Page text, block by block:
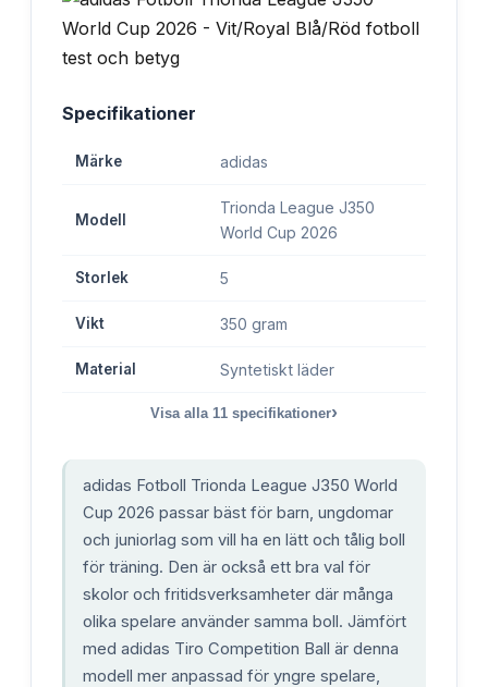
Specifikationer
Märke adidas
Modell
Trionda League J350
World Cup 2026
Storlek 5
Vikt 350 gram
Material Syntetiskt läder
Visa alla 11 specifikationer›
adidas Fotboll Trionda League J350 World
Cup 2026 passar bäst för barn, ungdomar
och juniorlag som vill ha en lätt och tålig boll
för träning. Den är också ett bra val för
skolor och fritidsverksamheter där många
olika spelare använder samma boll. Jämfört
med adidas Tiro Competition Ball är denna
modell mer anpassad för yngre spelare,